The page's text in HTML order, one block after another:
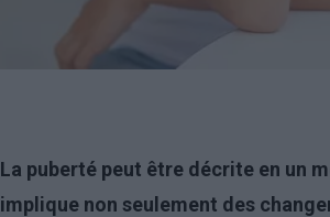
La puberté peut être décrite en un
implique non seulement des